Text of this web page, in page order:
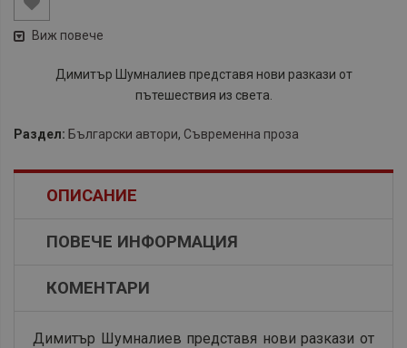
Виж повече
Димитър Шумналиев представя нови разкази от
пътешествия из света.
Раздел: Български автори, Съвременна проза
ОПИСАНИЕ
ПОВЕЧЕ ИНФОРМАЦИЯ
КОМЕНТАРИ
Димитър Шумналиев представя нови разкази от